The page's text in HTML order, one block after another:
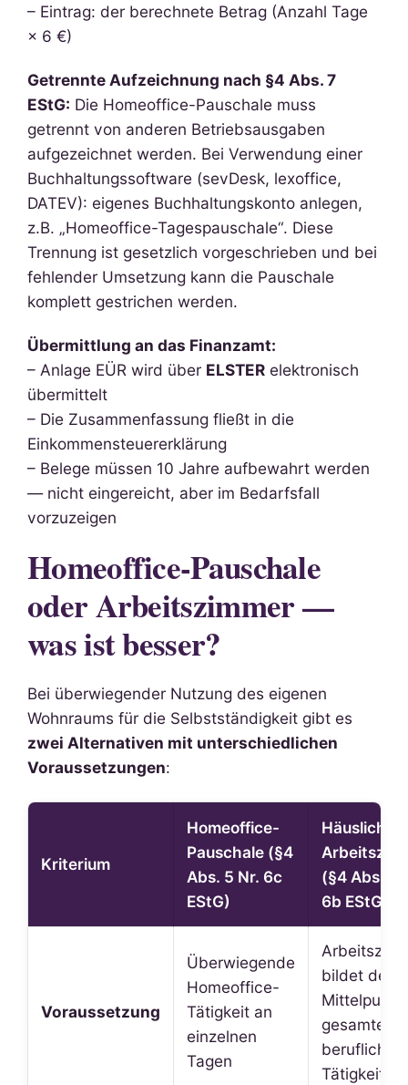
– Eintrag: der berechnete Betrag (Anzahl Tage
× 6 €)
Getrennte Aufzeichnung nach §4 Abs. 7
EStG: Die Homeoffice-Pauschale muss
getrennt von anderen Betriebsausgaben
aufgezeichnet werden. Bei Verwendung einer
Buchhaltungssoftware (sevDesk, lexoffice,
DATEV): eigenes Buchhaltungskonto anlegen,
z.B. „Homeoffice-Tagespauschale“. Diese
Trennung ist gesetzlich vorgeschrieben und bei
fehlender Umsetzung kann die Pauschale
komplett gestrichen werden.
Übermittlung an das Finanzamt:
– Anlage EÜR wird über ELSTER elektronisch
übermittelt
– Die Zusammenfassung fließt in die
Einkommensteuererklärung
– Belege müssen 10 Jahre aufbewahrt werden
— nicht eingereicht, aber im Bedarfsfall
vorzuzeigen
Homeoffice-Pauschale
oder Arbeitszimmer —
was ist besser?
Bei überwiegender Nutzung des eigenen
Wohnraums für die Selbstständigkeit gibt es
zwei Alternativen mit unterschiedlichen
Voraussetzungen:
Kriterium
Homeoffice-
Pauschale (§4
Abs. 5 Nr. 6c
EStG)
Häusliches
(§4 Abs. 5
6b EStG)
Voraussetzung
Überwiegende
Homeoffice-
Tätigkeit an
einzelnen
Tagen
bildet den
Mittelpunkt
gesamten
beruflichen
Tätigkeit